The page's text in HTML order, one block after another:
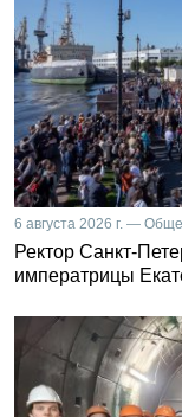
6 августа 2026 г. —
Ректор Санкт-
императрицы